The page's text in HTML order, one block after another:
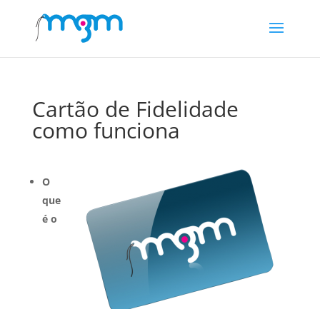
Cartão de Fidelidade
como funciona
O
que
é o